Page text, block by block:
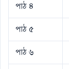
পাঠ ৪
পাঠ ৫
পাঠ ৬